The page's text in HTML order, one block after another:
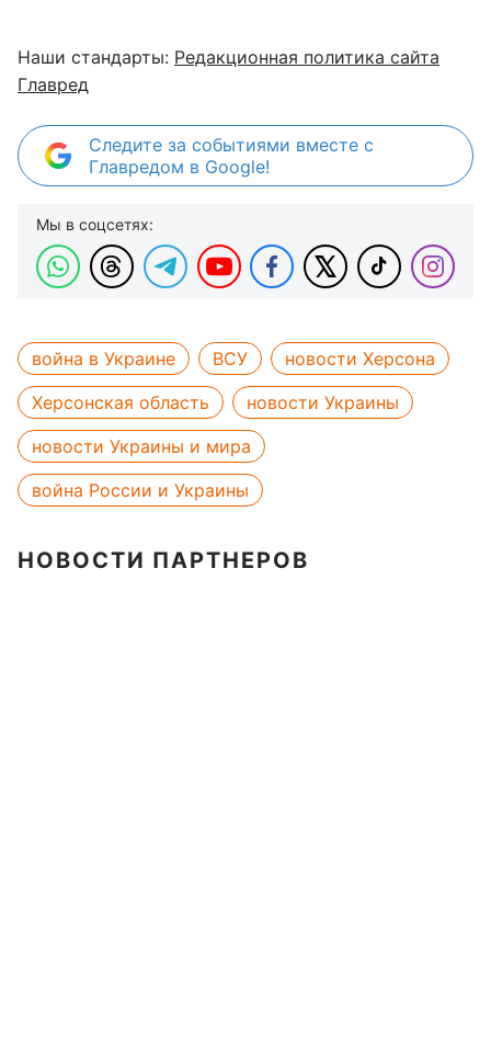
Наши стандарты: Редакционная политика сайта
Главред
Следите за событиями вместе с
Главредом в Google!
Мы в соцсетях:
война в Украине ВСУ
новости Херсона
Херсонская область
новости Украины
новости Украины и мира
война России и Украины
НОВОСТИ ПАРТНЕРОВ